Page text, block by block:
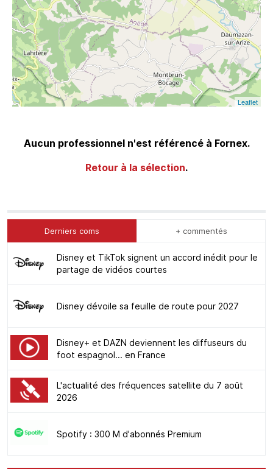
Leaflet
Aucun professionnel n'est référencé à Fornex.
Retour à la sélection.
Derniers coms + commentés
Disney et TikTok signent un accord inédit pour le
partage de vidéos courtes
Disney dévoile sa feuille de route pour 2027
Disney+ et DAZN deviennent les diffuseurs du
foot espagnol... en France
L'actualité des fréquences satellite du 7 août
2026
Spotify : 300 M d'abonnés Premium